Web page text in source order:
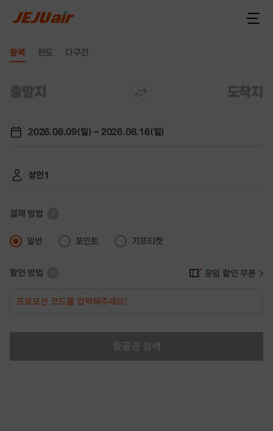
왕복 편도 다구간
출발지 도착지
열
2026.08.09(일) ~ 2026.08.16(일)
성인1
결제 방법
일반 포인트 기프티켓
할인 방법 운임 할인 쿠폰
항공권 검색